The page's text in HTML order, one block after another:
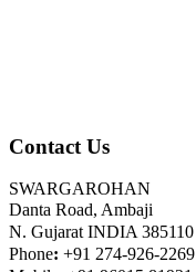
Contact Us
SWARGAROHAN
Danta Road, Ambaji
N. Gujarat INDIA 385110
Phone: +91 274-926-2269